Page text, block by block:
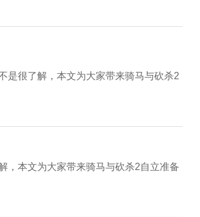
是很了解，本文为大家带来骑马与砍杀2
，本文为大家带来骑马与砍杀2自立准备